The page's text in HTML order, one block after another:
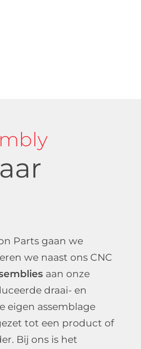
Parts gaan we
we naast ons CNC
aan onze
draai- en
eigen assemblage
tot een product of
Bij ons is het